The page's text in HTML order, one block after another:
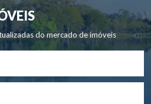
do mercado de imóveis